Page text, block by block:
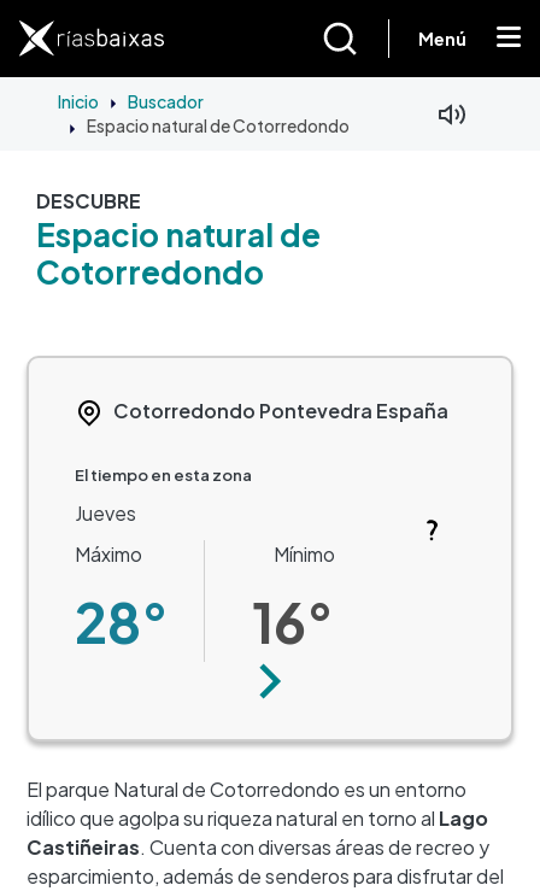
Menú
Inicio Buscador
Espacio natural de Cotorredondo
DESCUBRE
Espacio natural de
Cotorredondo
Cotorredondo Pontevedra España
El tiempo en esta zona
Jueves
Máximo
28°
Mínimo
16°
Siguiente
El parque Natural de Cotorredondo es un entorno
idílico que agolpa su riqueza natural en torno al Lago
Castiñeiras. Cuenta con diversas áreas de recreo y
esparcimiento, además de senderos para disfrutar del